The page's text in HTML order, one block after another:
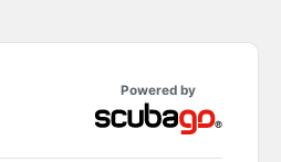
Powered by